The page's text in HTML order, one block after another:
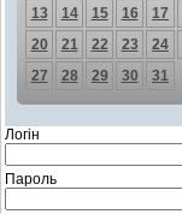
13
14 15 16 17
20
21 22 23 24
27
28 29 30 31
Логін
Пароль